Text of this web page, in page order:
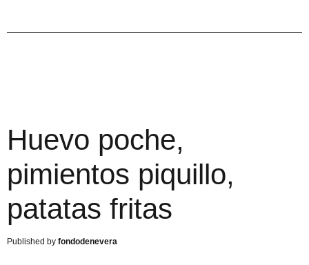
Huevo poche,
pimientos piquillo,
patatas fritas
fondodenevera